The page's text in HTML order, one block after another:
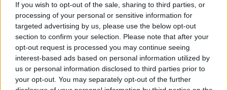
If you wish to opt-out of the sale, sharing to third parties, or
processing of your personal or sensitive information for
targeted advertising by us, please use the below opt-out
section to confirm your selection. Please note that after your
opt-out request is processed you may continue seeing
interest-based ads based on personal information utilized by
us or personal information disclosed to third parties prior to
your opt-out. You may separately opt-out of the further
Biden, primo presidente USA non in guerra
Papa Bergoglio vedrà Viktor Orbán
Bennet, un giorno in attesa di Biden
Il ritorno dei talebani
​La lenta agonia del Libano
Sudafrica, è allarme alimentare
Usa di nuovo al centro della geopolitica internazionale
L’appuntamento di Israele con il cambiamento